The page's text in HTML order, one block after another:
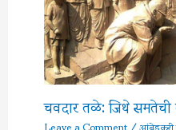
चवदार तळे: जिथे समतेची